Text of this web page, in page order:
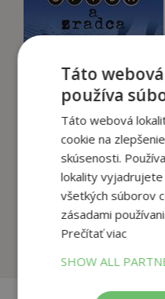
15,90€
4,95€
Špión a zradca
Macintyre Ben
Táto
používa
Táto webová
cookie na
skúsenosti.
lokality vyjadrujete
všetkých súborov
zásadami
Prečítať viac
SHOW ALL